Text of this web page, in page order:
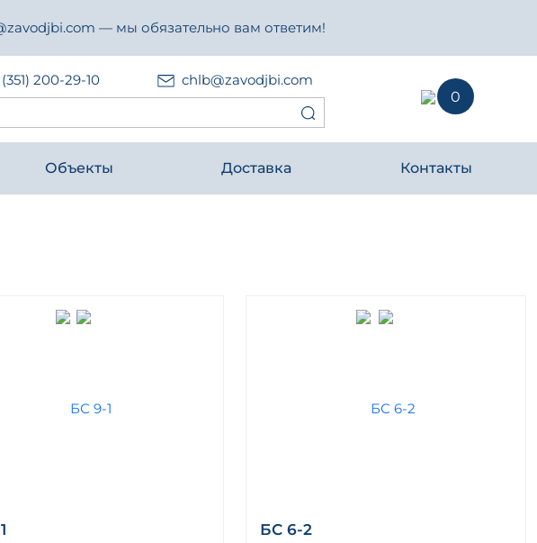
— мы обязательно вам ответим!
200-29-10
chlb@zavodjbi.com
0
Объекты Доставка Контакты
БС 6-2